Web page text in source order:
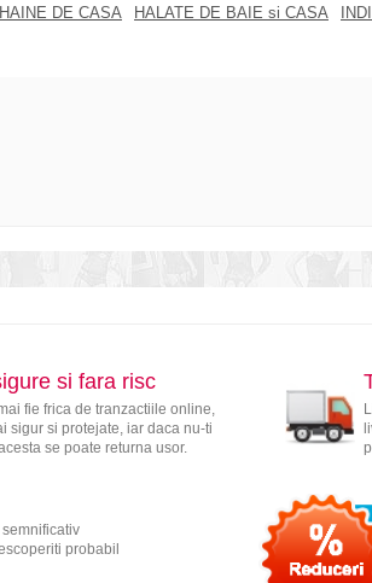
HAINE DE CASA HALATE DE BAIE si CASA
si fara risc
fie frica de tranzactiile online,
sigur si protejate, iar daca nu-ti
se poate returna usor.
probabil